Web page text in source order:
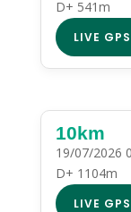
D+ 541m
LIVE GPS
10km
19/07/2026
D+ 1104m
LIVE GPS